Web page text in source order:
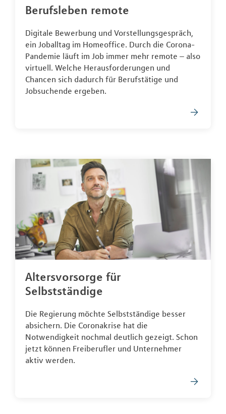
Berufsleben remote
Digitale Bewerbung und Vorstellungsgespräch,
ein Joballtag im Homeoffice. Durch die Corona-
Pandemie läuft im Job immer mehr remote – also
virtuell. Welche Herausforderungen und
Chancen sich dadurch für Berufstätige und
Jobsuchende ergeben.
Altersvorsorge für
Selbstständige
Die Regierung möchte Selbstständige besser
absichern. Die Coronakrise hat die
Notwendigkeit nochmal deutlich gezeigt. Schon
jetzt können Freiberufler und Unternehmer
aktiv werden.